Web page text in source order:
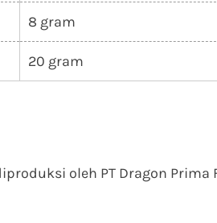
8 gram
20 gram
oleh PT Dragon Prima